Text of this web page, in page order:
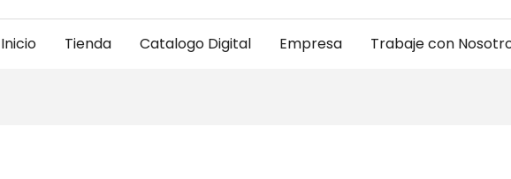
Inicio Tienda Catalogo Digital Empresa Trabaje con